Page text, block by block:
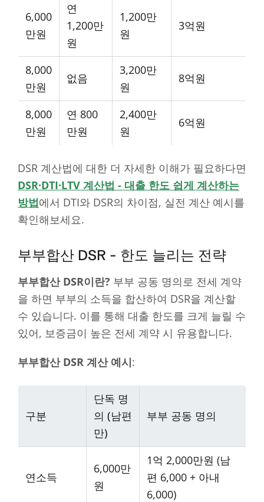
6,000
만원
연
1,200만
원
1,200만
원
3억원
8,000
만원
없음
3,200만
원
8억원
8,000
만원
연 800
만원
2,400만
원
6억원
DSR 계산법에 대한 더 자세한 이해가 필요하다면
DSR·DTI·LTV 계산법 - 대출 한도 쉽게 계산하는
방법에서 DTI와 DSR의 차이점, 실전 계산 예시를
확인해보세요.
부부합산 DSR - 한도 늘리는 전략
부부합산 DSR이란? 부부 공동 명의로 전세 계약
을 하면 부부의 소득을 합산하여 DSR을 계산할
수 있습니다. 이를 통해 대출 한도를 크게 늘릴 수
있어, 보증금이 높은 전세 계약 시 유용합니다.
부부합산 DSR 계산 예시:
구분
단독 명
의 (남편
만)
부부 공동 명의
연소득
6,000만
원
1억 2,000만원 (남
편 6,000 + 아내
6,000)